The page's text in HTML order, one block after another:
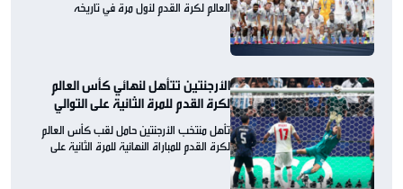
العالم لكرة القدم لأول مرة في تاريخه
الأرجنتين تتأهل لنهائي كأس العالم
لكرة القدم للمرة الثانية على التوالي
تأهل منتخب الأرجنتين حامل لقب كأس العالم
لكرة القدم للمباراة النهائية للمرة الثانية على